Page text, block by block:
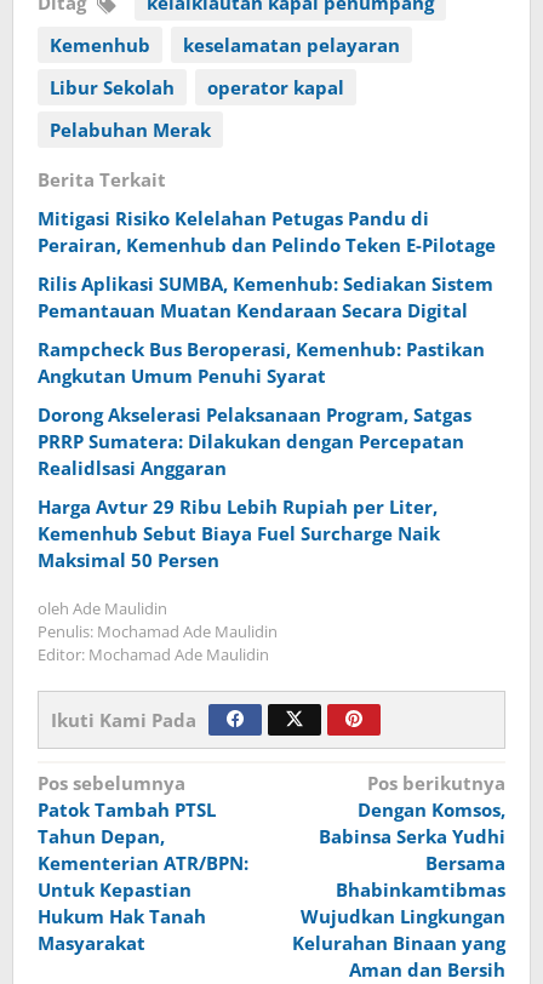
Kemenhub
keselamatan pelayaran
Libur Sekolah
operator kapal
Pelabuhan Merak
Berita Terkait
Mitigasi Risiko Kelelahan Petugas Pandu di
Perairan, Kemenhub dan Pelindo Teken E-Pilotage
Rilis Aplikasi SUMBA, Kemenhub: Sediakan Sistem
Pemantauan Muatan Kendaraan Secara Digital
Rampcheck Bus Beroperasi, Kemenhub: Pastikan
Angkutan Umum Penuhi Syarat
Dorong Akselerasi Pelaksanaan Program, Satgas
PRRP Sumatera: Dilakukan dengan Percepatan
Realidlsasi Anggaran
Harga Avtur 29 Ribu Lebih Rupiah per Liter,
Kemenhub Sebut Biaya Fuel Surcharge Naik
Maksimal 50 Persen
oleh Ade Maulidin
Penulis: Mochamad Ade Maulidin
Editor: Mochamad Ade Maulidin
Ikuti Kami Pada
Navigasi
pos
Pos sebelumnya
Patok Tambah PTSL
Tahun Depan,
Kementerian ATR/BPN:
Untuk Kepastian
Hukum Hak Tanah
Masyarakat
Pos berikutnya
Dengan Komsos,
Babinsa Serka Yudhi
Bersama
Bhabinkamtibmas
Wujudkan Lingkungan
Kelurahan Binaan yang
Aman dan Bersih